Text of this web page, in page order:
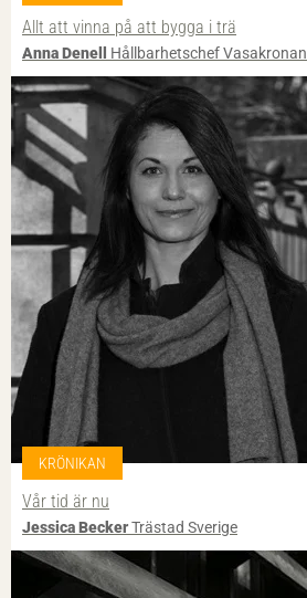
Allt att vinna på att bygga i trä
Anna Denell Hållbarhetschef Vasakronan
KRÖNIKAN
Vår tid är nu
Jessica BeckerTrästad Sverige